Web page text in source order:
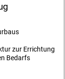
zur Errichtung
Bedarfs